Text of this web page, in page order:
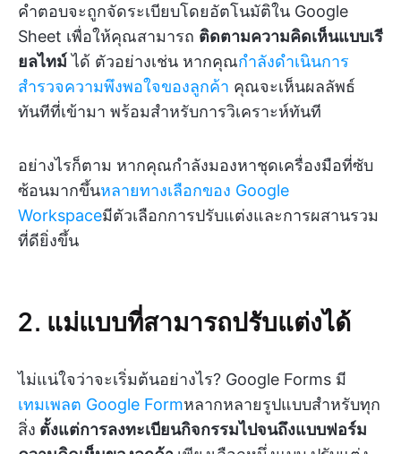
คำตอบจะถูกจัดระเบียบโดยอัตโนมัติใน Google
Sheet เพื่อให้คุณสามารถ ติดตามความคิดเห็นแบบเรี
ยลไทม์ ได้ ตัวอย่างเช่น หากคุณกำลังดำเนินการ
สำรวจความพึงพอใจของลูกค้า คุณจะเห็นผลลัพธ์
ทันทีที่เข้ามา พร้อมสำหรับการวิเคราะห์ทันที
อย่างไรก็ตาม หากคุณกำลังมองหาชุดเครื่องมือที่ซับ
ซ้อนมากขึ้นหลายทางเลือกของ Google
Workspaceมีตัวเลือกการปรับแต่งและการผสานรวม
ที่ดียิ่งขึ้น
2. แม่แบบที่สามารถปรับแต่งได้
ไม่แน่ใจว่าจะเริ่มต้นอย่างไร? Google Forms มี
เทมเพลต Google Formหลากหลายรูปแบบสำหรับทุก
สิ่ง ตั้งแต่การลงทะเบียนกิจกรรมไปจนถึงแบบฟอร์ม